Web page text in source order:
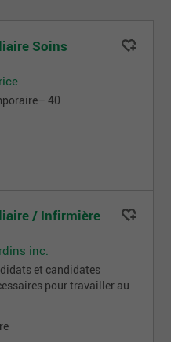
Soins
40
/ Infirmière
inc.
et candidates
pour travailler au